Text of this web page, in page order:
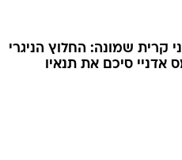
קרית שמונה: החלוץ הניגרי
אדניי סיכם את תנאיו